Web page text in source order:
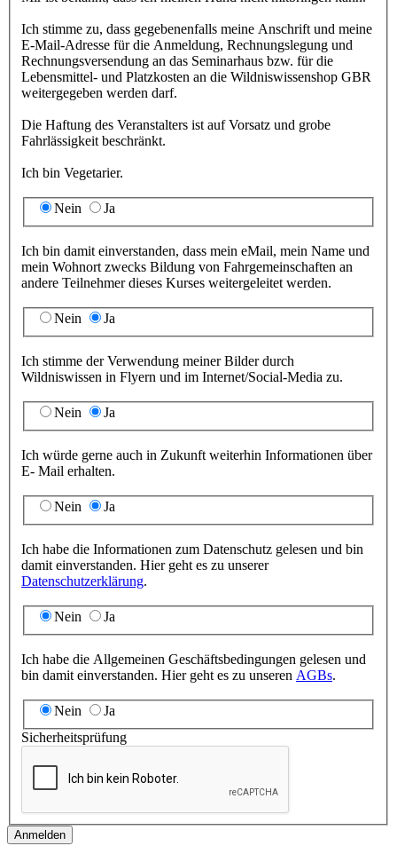
Ich stimme zu, dass gegebenenfalls meine Anschrift und meine
E-Mail-Adresse für die Anmeldung, Rechnungslegung und
Rechnungsversendung an das Seminarhaus bzw. für die
Lebensmittel- und Platzkosten an die Wildniswissenshop GBR
weitergegeben werden darf.
Die Haftung des Veranstalters ist auf Vorsatz und grobe
Fahrlässigkeit beschränkt.
Ich bin Vegetarier.
Nein Ja
Ich bin damit einverstanden, dass mein eMail, mein Name und
mein Wohnort zwecks Bildung von Fahrgemeinschaften an
andere Teilnehmer dieses Kurses weitergeleitet werden.
Nein Ja
Ich stimme der Verwendung meiner Bilder durch
Wildniswissen in Flyern und im Internet/Social-Media zu.
Nein Ja
Ich würde gerne auch in Zukunft weiterhin Informationen über
E- Mail erhalten.
Nein Ja
Ich habe die Informationen zum Datenschutz gelesen und bin
damit einverstanden. Hier geht es zu unserer
Datenschutzerklärung.
Nein Ja
Ich habe die Allgemeinen Geschäftsbedingungen gelesen und
bin damit einverstanden. Hier geht es zu unseren AGBs.
Nein
Ja
Sicherheitsprüfung
Anmelden